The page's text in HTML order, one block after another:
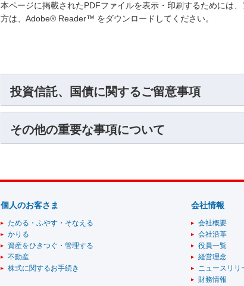
本ページに掲載されたPDFファイルを表示・印刷するためには
方は、Adobe® Reader™ をダウンロードしてください。
投資信託、国債に関するご留意事項
その他の重要な事項について
個人のお客さま
ためる・ふやす・そなえる
かりる
資産をひきつぐ・管理する
不動産
株式に関するお手続き
会社情報
会社概要
会社沿革
役員一覧
経営理念
ニュースリリ
財務情報